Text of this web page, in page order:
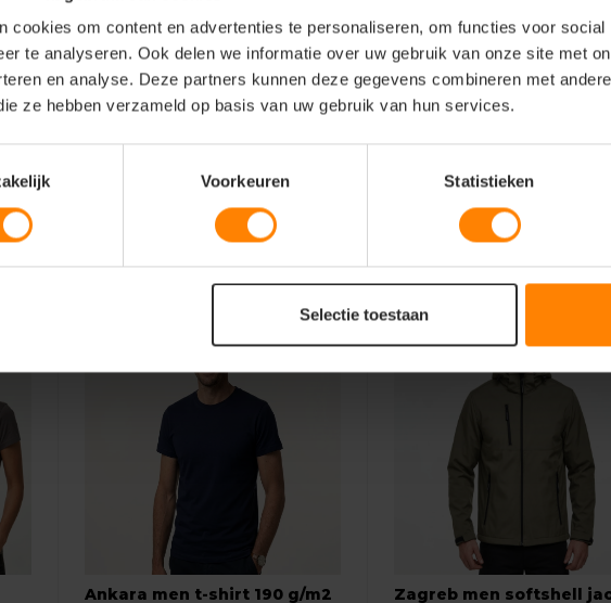
cookies om content en advertenties te personaliseren, om functies voor
te analyseren. Ook delen we informatie over uw gebruik van onze site met
en analyse. Deze partners kunnen deze gegevens combineren met
ze hebben verzameld op basis van uw gebruik van hun services.
Voorkeuren Statistieken
Selectie toestaan
Ankara men t-shirt 190 g/m2
Zagreb men softshell